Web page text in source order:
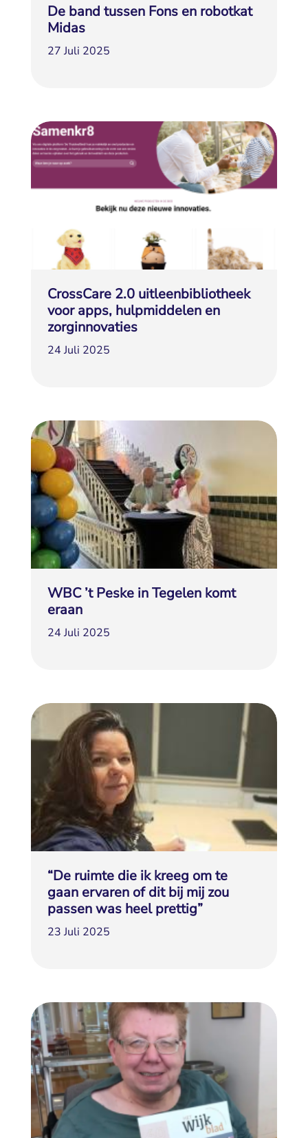
De band tussen Fons en robotkat
Midas
27 Juli 2025
CrossCare 2.0 uitleenbibliotheek
voor apps, hulpmiddelen en
zorginnovaties
24 Juli 2025
WBC ’t Peske in Tegelen komt
eraan
24 Juli 2025
“De ruimte die ik kreeg om te
gaan ervaren of dit bij mij zou
passen was heel prettig”
23 Juli 2025